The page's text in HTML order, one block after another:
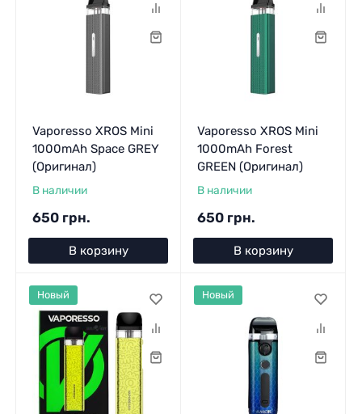
Vaporesso XROS Mini
1000mAh Space GREY
(Оригинал)
В наличии
650 грн.
В корзину
Vaporesso XROS Mini
1000mAh Forest
GREEN (Оригинал)
В наличии
650 грн.
В корзину
Новый Новый